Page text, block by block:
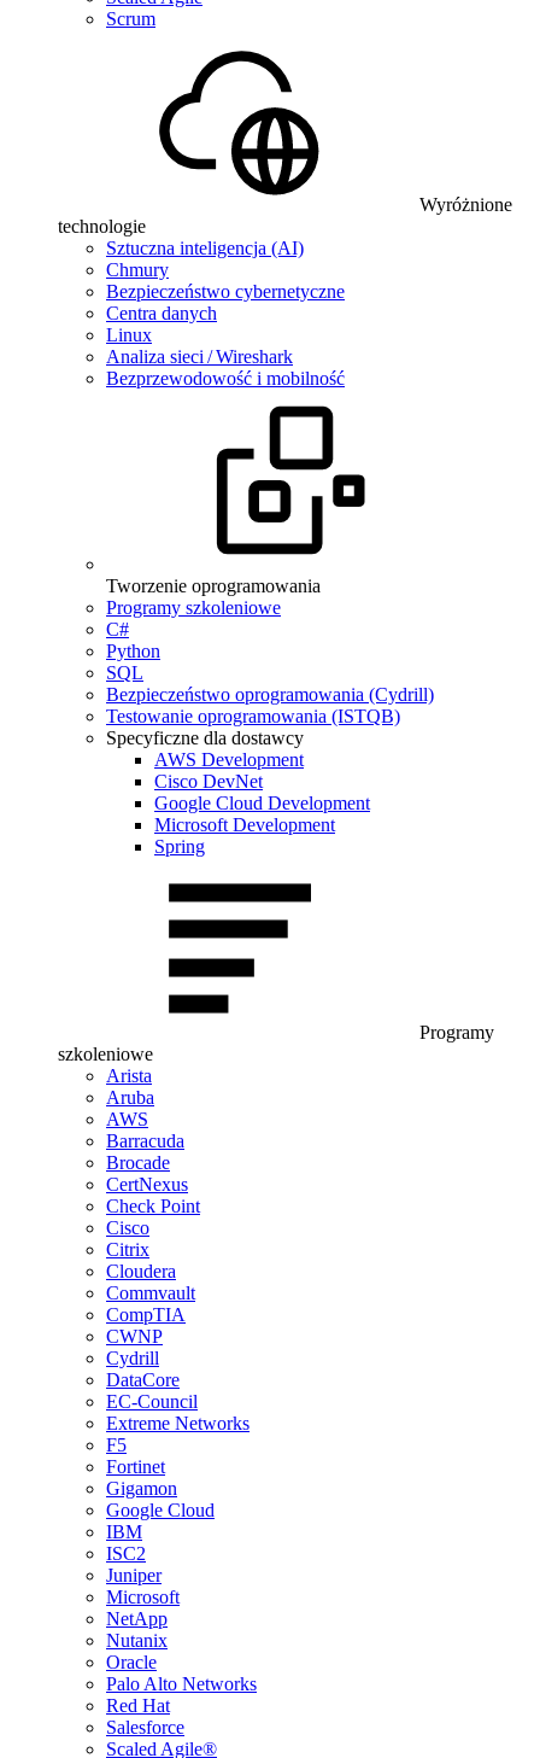
Scrum
Wyróżnione
technologie
Sztuczna inteligencja (AI)
Chmury
Bezpieczeństwo cybernetyczne
Centra danych
Linux
Analiza sieci / Wireshark
Bezprzewodowość i mobilność
Tworzenie oprogramowania
Programy szkoleniowe
C#
Python
SQL
Bezpieczeństwo oprogramowania (Cydrill)
Testowanie oprogramowania (ISTQB)
Specyficzne dla dostawcy
AWS Development
Cisco DevNet
Google Cloud Development
Microsoft Development
Spring
Programy
szkoleniowe
Arista
Aruba
AWS
Barracuda
Brocade
CertNexus
Check Point
Cisco
Citrix
Cloudera
Commvault
CompTIA
CWNP
Cydrill
DataCore
EC-Council
Extreme Networks
F5
Fortinet
Gigamon
Google Cloud
IBM
ISC2
Juniper
Microsoft
NetApp
Nutanix
Oracle
Palo Alto Networks
Red Hat
Salesforce
Scaled Agile®